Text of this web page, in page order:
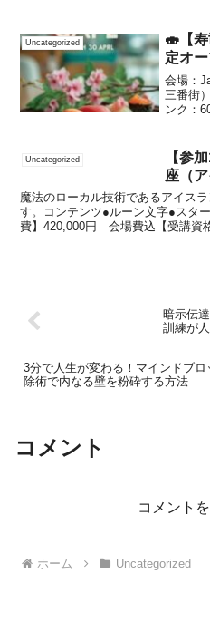
みにつ
の周り
Uncategorized
🍣【
定オー
会場：
三番街
ンク：
開催し
Uncategorized
【参
座（ア
魔法のローカル技術であるアイス
す。コンテンツ●ルーン文字●スタ
費】420,000円 会場費込【受講資
暗示伝
訓練が
3分で人生が変わる！マインドブロ
除術で内なる壁を粉砕する方法
コメント
コメント
ホーム Uncategorized